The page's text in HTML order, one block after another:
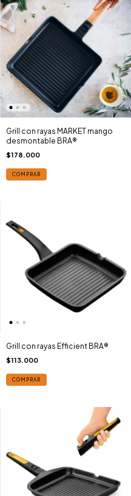
Grill con rayas MARKET mango
desmontable BRA®
$178.000
COMPRAR
Grill con rayas Efficient BRA®
$113.000
COMPRAR